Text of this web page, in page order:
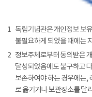
1 독립기념관은 개인정보 보
불필요하게 되었을 때에는
2 정보주체로부터 동의받은
달성되었음에도 불구하고
보존하여야 하는 경우에는,
로 옮기거나 보관장소를 달